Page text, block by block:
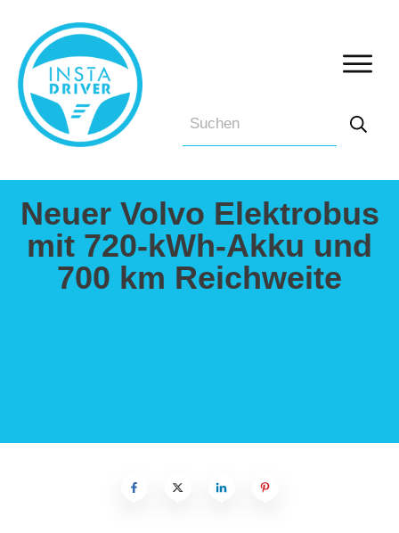
Neuer Volvo Elektrobus
mit 720-kWh-Akku und
700 km Reichweite